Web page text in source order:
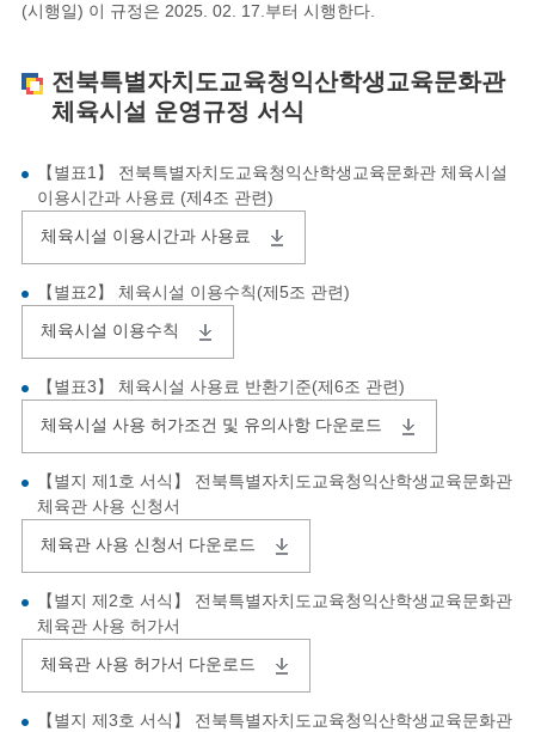
(시행일) 이 규정은 2025. 02. 17.부터 시행한다.
전북특별자치도교육청익산학생교육문화관
체육시설 운영규정 서식
【별표1】 전북특별자치도교육청익산학생교육문화관 체육시설
이용시간과 사용료 (제4조 관련)
체육시설 이용시간과 사용료
【별표2】 체육시설 이용수칙(제5조 관련)
체육시설 이용수칙
【별표3】 체육시설 사용료 반환기준(제6조 관련)
체육시설 사용 허가조건 및 유의사항 다운로드
【별지 제1호 서식】 전북특별자치도교육청익산학생교육문화관
체육관 사용 신청서
체육관 사용 신청서 다운로드
【별지 제2호 서식】 전북특별자치도교육청익산학생교육문화관
체육관 사용 허가서
체육관 사용 허가서 다운로드
【별지 제3호 서식】 전북특별자치도교육청익산학생교육문화관